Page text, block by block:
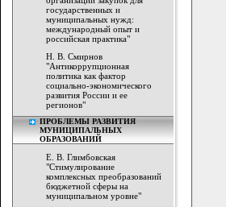
государственных и
муниципальных нужд:
международный опыт и
российская практика"
Н. В. Смирнов
"Антикоррупционная
политика как фактор
социально-экономического
развития России и ее
регионов"
ПРОБЛЕМЫ РАЗВИТИЯ
МУНИЦИПАЛЬНЫХ
ОБРАЗОВАНИЙ
Е. В. Глимбовская
"Стимулирование
комплексных преобразований
бюджетной сферы на
муниципальном уровне"